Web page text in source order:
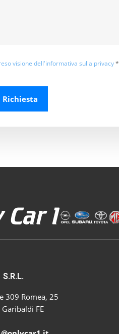
visione dell'informativa sulla privacy*
Richiesta
S.R.L.
309 Romea, 25
FE